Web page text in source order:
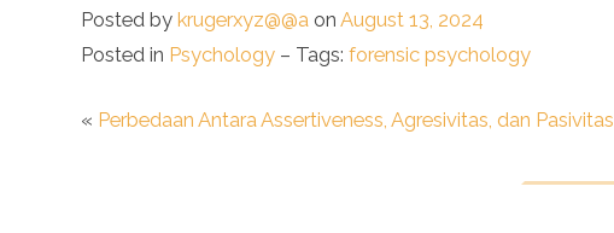
Posted bykrugerxyz@@a onAugust 13, 2024
Posted in Psychology – Tags:forensic psychology
« Perbedaan Antara Assertiveness, Agresivitas, dan Pasivitas